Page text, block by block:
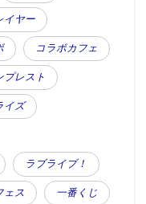
イヤー
コラボカフェ
プレスト
イズ
ラブライブ！
ェス 一番くじ